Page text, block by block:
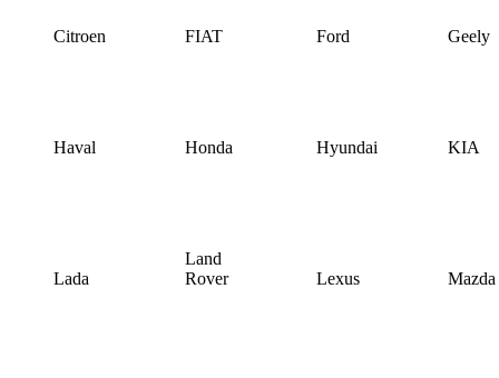
Citroen FIAT Ford Geely
Haval Honda Hyundai KIA
Lada
Land
Rover
Lexus Mazda